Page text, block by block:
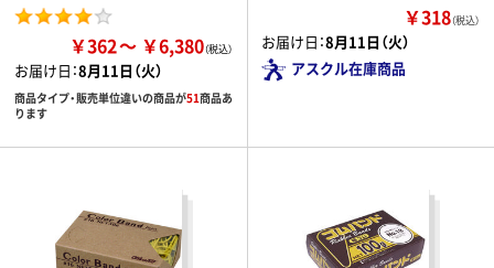
￥362 ￥6,380
お届け日：8月11日（火）
商品タイプ・販売単位違いの商品が51商品あ
ります
￥318（税込）
お届け日：8月11日（火）
アスクル在庫商品